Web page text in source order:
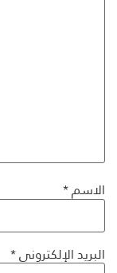
الاسم*
البريد الإلكتروني*